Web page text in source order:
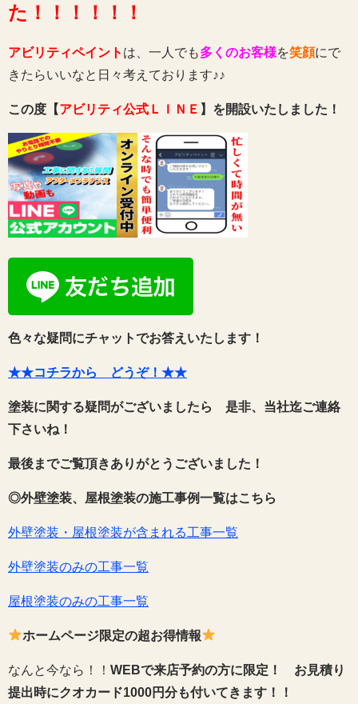
た！！！！！！
アビリティペイント は、一人でも多くのお客様を笑顔にで
きたらいいなと日々考えております♪♪
この度【アビリティ公式ＬＩＮＥ 】を開設いたしました！
色々な疑問にチャットでお答えいたします！
★★コチラから どうぞ！★★
塗装に関する疑問がございましたら 是非、当社迄ご連絡
下さいね！
最後までご覧頂きありがとうございました！
◎外壁塗装、屋根塗装の施工事例一覧はこちら
外壁塗装・屋根塗装が含まれる工事一覧
外壁塗装のみの工事一覧
屋根塗装のみの工事一覧
ホームページ限定の超お得情報
なんと今なら！！ WEBで来店予約の方に限定！
お見積り
提出時にクオカード1000円分も付いてきます！！